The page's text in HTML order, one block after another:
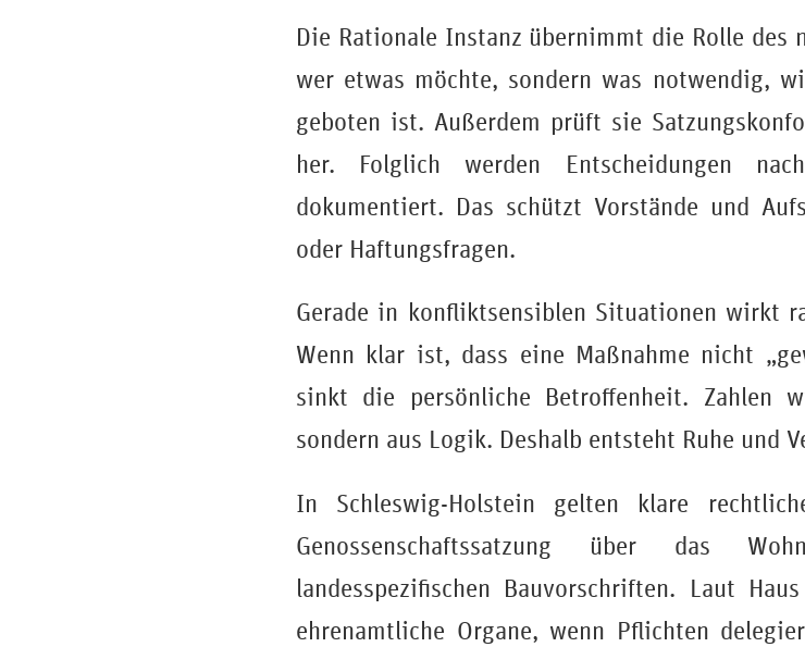
Die Rationale Instanz übernimmt die Rolle des
wer etwas möchte, sondern was notwendig,
geboten ist. Außerdem prüft sie
her. Folglich werden Entscheidungen
dokumentiert. Das schützt Vorstände und
oder Haftungsfragen.
Gerade in konfliktsensiblen Situationen wirkt
Wenn klar ist, dass eine Maßnahme nicht
sinkt die persönliche Betroffenheit. Zahlen
sondern aus Logik. Deshalb entsteht Ruhe und
In Schleswig-Holstein gelten klare
Genossenschaftssatzung über das
landesspezifischen Bauvorschriften. Laut
ehrenamtliche Organe, wenn Pflichten